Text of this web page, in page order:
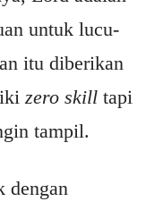
untuk lucu-
itu diberikan
zero skill tapi
tampil.
dengan